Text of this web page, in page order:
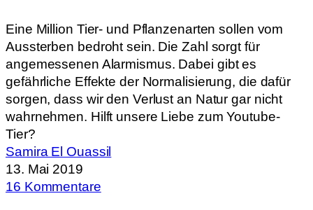
Eine Million Tier- und Pflanzenarten sollen vom
Aussterben bedroht sein. Die Zahl sorgt für
angemessenen Alarmismus. Dabei gibt es
gefährliche Effekte der Normalisierung, die dafür
sorgen, dass wir den Verlust an Natur gar nicht
wahrnehmen. Hilft unsere Liebe zum Youtube-
Tier?
Samira El Ouassil
13. Mai 2019
16 Kommentare